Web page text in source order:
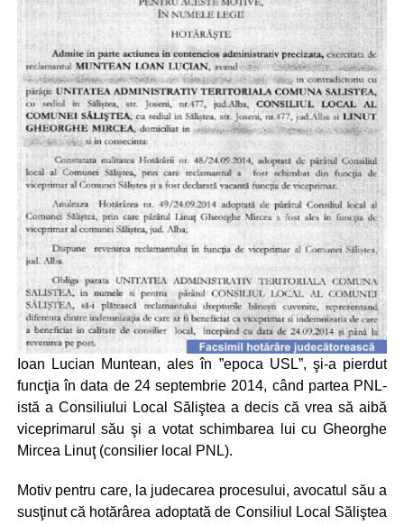
Ioan Lucian Muntean, ales în ”epoca USL”, şi-a pierdut
funcţia în data de 24 septembrie 2014, când partea PNL-
istă a Consiliului Local Săliştea a decis că vrea să aibă
viceprimarul său şi a votat schimbarea lui cu Gheorghe
Mircea Linuţ (consilier local PNL).
Motiv pentru care, la judecarea procesului, avocatul său a
susţinut că hotărârea adoptată de Consiliul Local Săliştea